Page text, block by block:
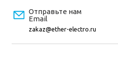
Отправьте нам
Email
zakaz@ether-electro.ru